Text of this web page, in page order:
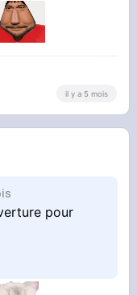
jambe qui sort
il y a 5 mois
pour